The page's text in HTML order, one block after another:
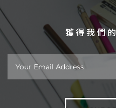
獲得我們